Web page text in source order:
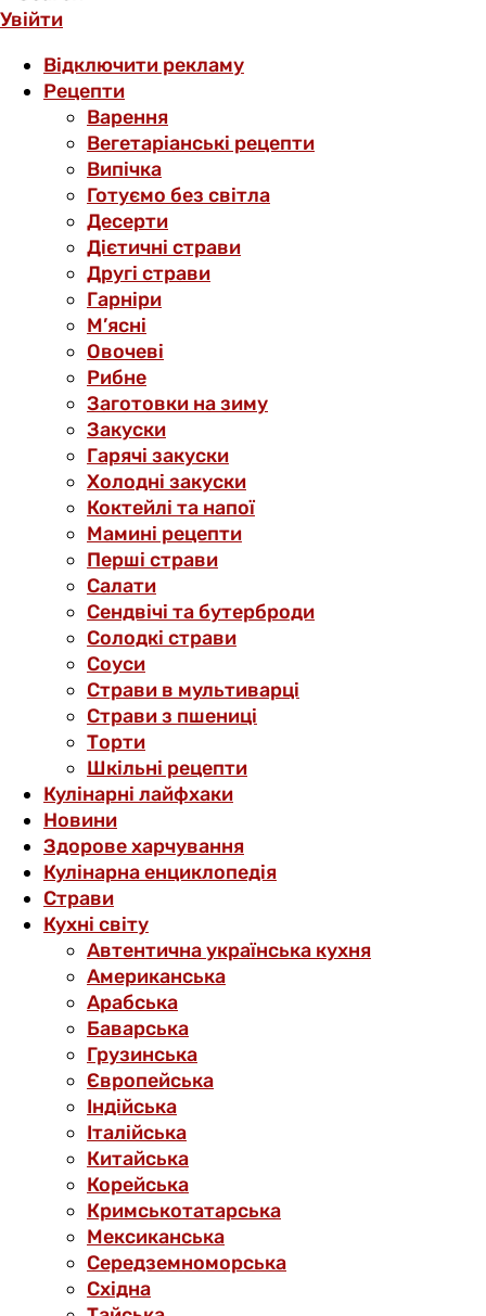
Увійти
Відключити рекламу
Рецепти
Варення
Вегетаріанські рецепти
Випічка
Готуємо без світла
Десерти
Дієтичні страви
Другі страви
Гарніри
М’ясні
Овочеві
Рибне
Заготовки на зиму
Закуски
Гарячі закуски
Холодні закуски
Коктейлі та напої
Мамині рецепти
Перші страви
Салати
Сендвічі та бутерброди
Солодкі страви
Соуси
Страви в мультиварці
Страви з пшениці
Торти
Шкільні рецепти
Кулінарні лайфхаки
Новини
Здорове харчування
Кулінарна енциклопедія
Страви
Кухні світу
Автентична українська кухня
Американська
Арабська
Баварська
Грузинська
Європейська
Індійська
Італійська
Китайська
Корейська
Кримськотатарська
Мексиканська
Середземноморська
Східна